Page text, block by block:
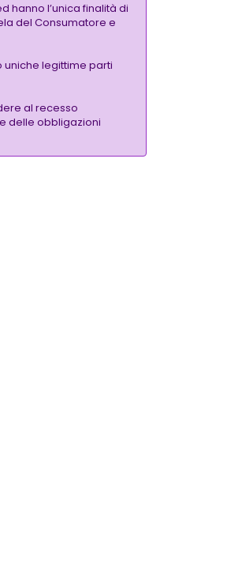
hanno l’unica finalità di
del Consumatore e
uniche legittime parti
al recesso
delle obbligazioni